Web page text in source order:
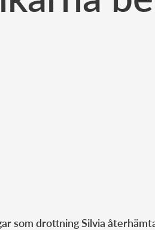
som drottning Silvia